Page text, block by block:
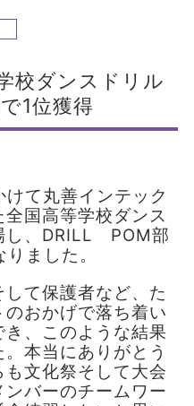
校ダンスドリル
1位獲得
て丸善インテック
国高等学校ダンス
し、DRILL POM部
ました。
て保護者など、た
のおかげで落ち着い
、このような結果
本当にありがとう
文化祭そして大会
バーのチームワー